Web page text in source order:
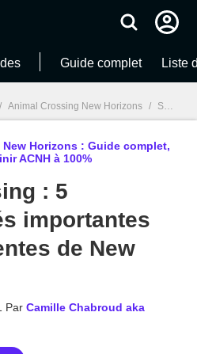
Guide complet Liste
/ Animal Crossing New Horizons / Soluce Animal Crossing New Horizons : Guide complet, astuces et conseils pour finir ACNH à 100%
Horizons : Guide complet,
ACNH à 100%
: 5
importantes
de New
Par Camille Chabroud aka